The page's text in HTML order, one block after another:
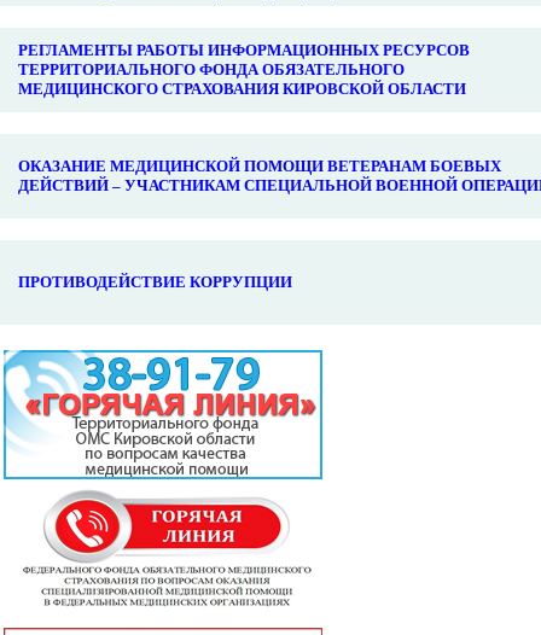
РЕГЛАМЕНТЫ РАБОТЫ ИНФОРМАЦИОННЫХ РЕСУРСОВ
ТЕРРИТОРИАЛЬНОГО ФОНДА ОБЯЗАТЕЛЬНОГО
МЕДИЦИНСКОГО СТРАХОВАНИЯ КИРОВСКОЙ ОБЛАСТИ
ОКАЗАНИЕ МЕДИЦИНСКОЙ ПОМОЩИ ВЕТЕРАНАМ БОЕВЫХ
ДЕЙСТВИЙ – УЧАСТНИКАМ СПЕЦИАЛЬНОЙ ВОЕННОЙ
ПРОТИВОДЕЙСТВИЕ КОРРУПЦИИ